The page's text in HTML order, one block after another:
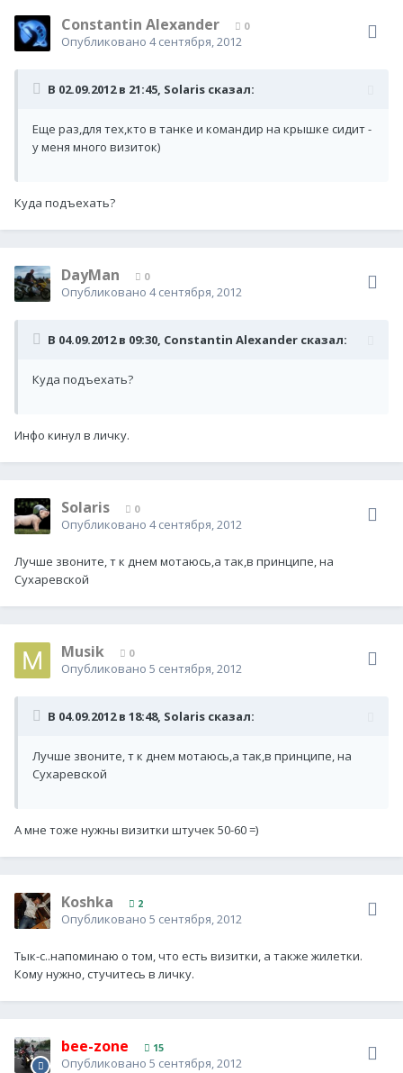
Constantin Alexander 0
Опубликовано 4 сентября, 2012
В 02.09.2012 в 21:45, Solaris сказал:
Еще раз,для тех,кто в танке и командир на крышке сидит -
у меня много визиток)
Куда подъехать?
DayMan 0
Опубликовано 4 сентября, 2012
В 04.09.2012 в 09:30, Constantin Alexander сказал:
Куда подъехать?
Инфо кинул в личку.
Solaris 0
Опубликовано 4 сентября, 2012
Лучше звоните, т к днем мотаюсь,а так,в принципе, на
Сухаревской
Musik 0
Опубликовано 5 сентября, 2012
В 04.09.2012 в 18:48, Solaris сказал:
Лучше звоните, т к днем мотаюсь,а так,в принципе, на
Сухаревской
А мне тоже нужны визитки штучек 50-60 =)
Koshka 2
Опубликовано 5 сентября, 2012
Тык-с..напоминаю о том, что есть визитки, а также жилетки.
Кому нужно, стучитесь в личку.
bee-zone 15
Опубликовано 5 сентября, 2012